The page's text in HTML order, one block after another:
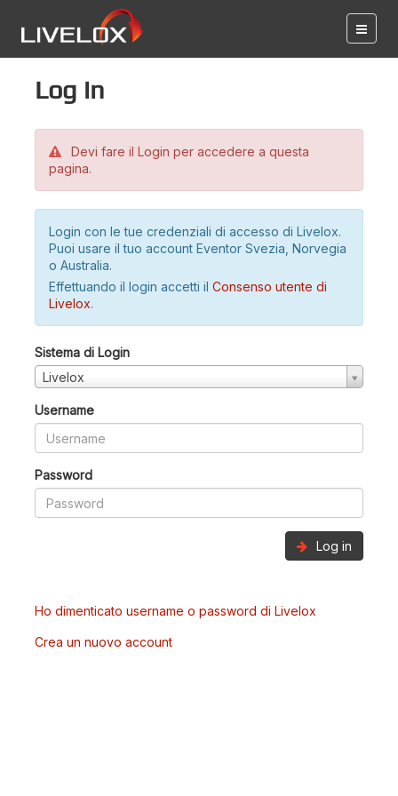
Log in
Devi fare il Login per accedere a questa
pagina.
Login con le tue credenziali di accesso di Livelox.
Puoi usare il tuo account Eventor Svezia, Norvegia
o Australia.
Effettuando il login accetti il Consenso utente di
Livelox.
Sistema di Login
Livelox
Username
Password
Log in
Ho dimenticato username o password di Livelox
Crea un nuovo account